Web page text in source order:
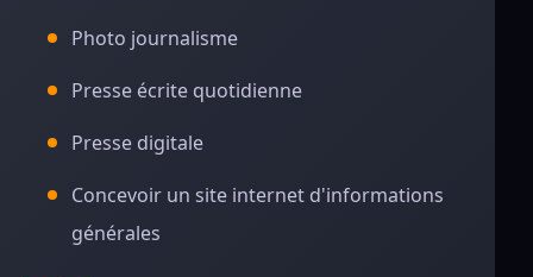
Photo journalisme
Presse écrite quotidienne
Presse digitale
Concevoir un site internet d'informations
générales